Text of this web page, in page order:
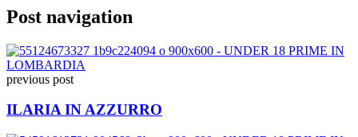
Post navigation
previous post
ILARIA IN AZZURRO